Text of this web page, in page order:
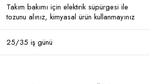
Takım bakımı için elektirik süpürgesi ile
tozunu alınız, kimyasal ürün kullanmayınız
25/35 iş günü